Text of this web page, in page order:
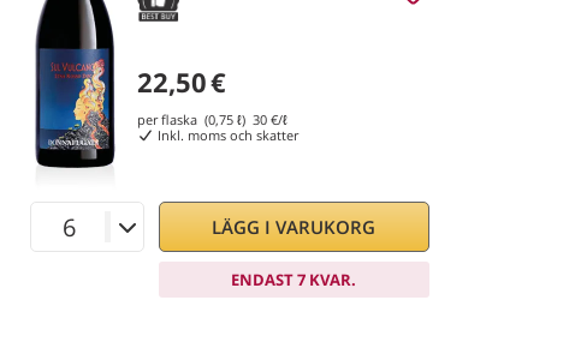
22,50€
per flaska (0,75 ℓ) 30 €/ℓ
Inkl. moms och skatter
LÄGG I VARUKORG
ENDAST 7 KVAR.